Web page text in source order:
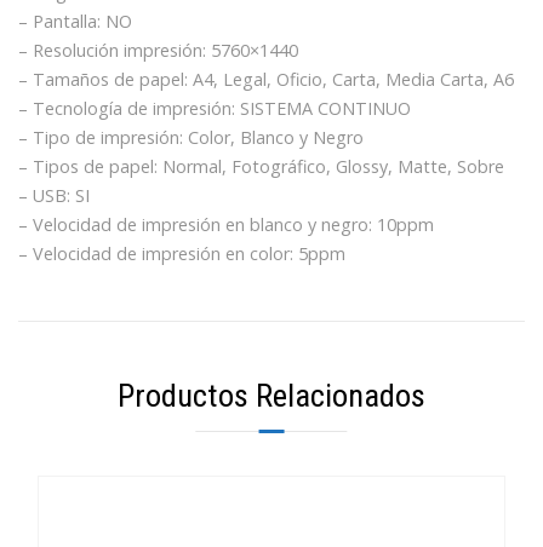
– Pantalla: NO
– Resolución impresión: 5760×1440
– Tamaños de papel: A4, Legal, Oficio, Carta, Media Carta, A6
– Tecnología de impresión: SISTEMA CONTINUO
– Tipo de impresión: Color, Blanco y Negro
– Tipos de papel: Normal, Fotográfico, Glossy, Matte, Sobre
– USB: SI
– Velocidad de impresión en blanco y negro: 10ppm
– Velocidad de impresión en color: 5ppm
Productos Relacionados